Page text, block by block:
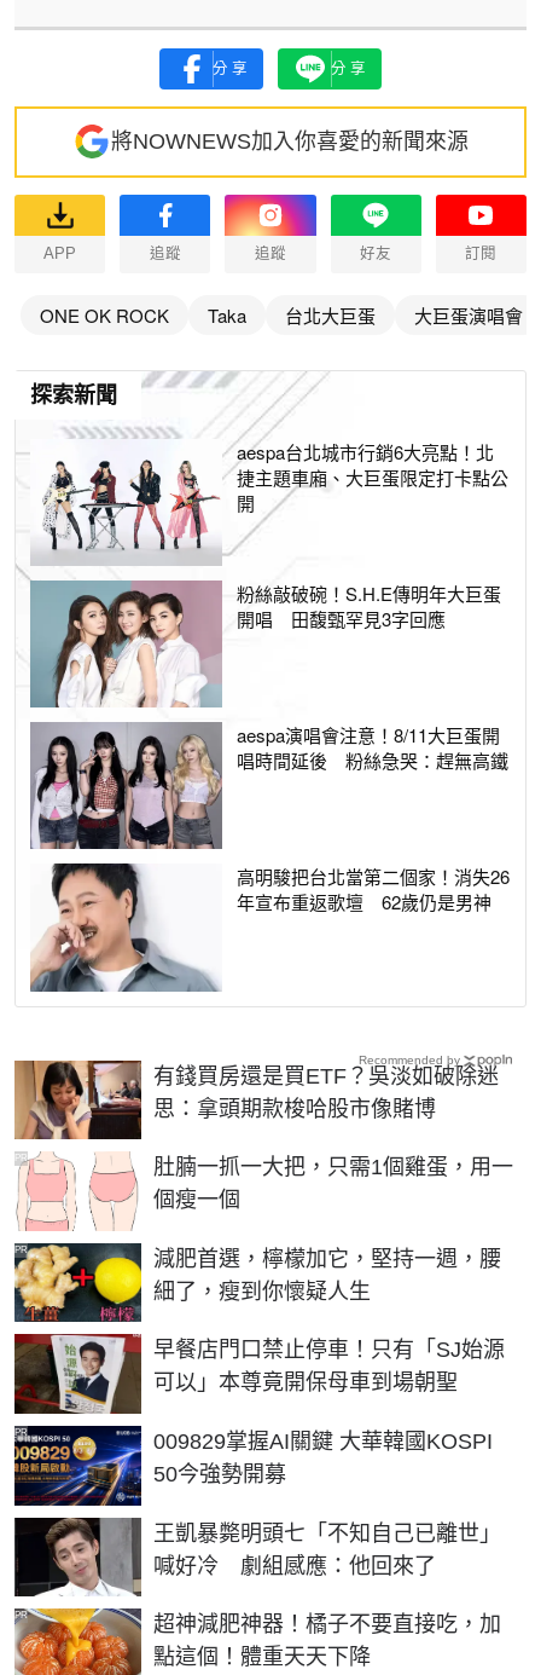
分享 分享
將NOWNEWS加入你喜愛的新聞來源
APP 追蹤 追蹤 好友 訂閱
ONE OK ROCK Taka 台北大巨蛋 大巨蛋演唱會
探索新聞
aespa台北城市行銷6大亮點！北
捷主題車廂、大巨蛋限定打卡點公
開
粉絲敲破碗！S.H.E傳明年大巨蛋
開唱 田馥甄罕見3字回應
aespa演唱會注意！8/11大巨蛋開
唱時間延後 粉絲急哭：趕無高鐵
高明駿把台北當第二個家！消失26
年宣布重返歌壇 62歲仍是男神
有錢買房還是買ETF？吳淡如破除迷
思：拿頭期款梭哈股市像賭博
肚腩一抓一大把，只需1個雞蛋，用一
個瘦一個
PR
減肥首選，檸檬加它，堅持一週，腰
細了，瘦到你懷疑人生
PR
早餐店門口禁止停車！只有「SJ始源
可以」本尊竟開保母車到場朝聖
009829掌握AI關鍵 大華韓國KOSPI
50今強勢開募
PR
王凱暴斃明頭七「不知自己已離世」
喊好冷 劇組感應：他回來了
超神減肥神器！橘子不要直接吃，加
點這個！體重天天下降
PR
Recommended by